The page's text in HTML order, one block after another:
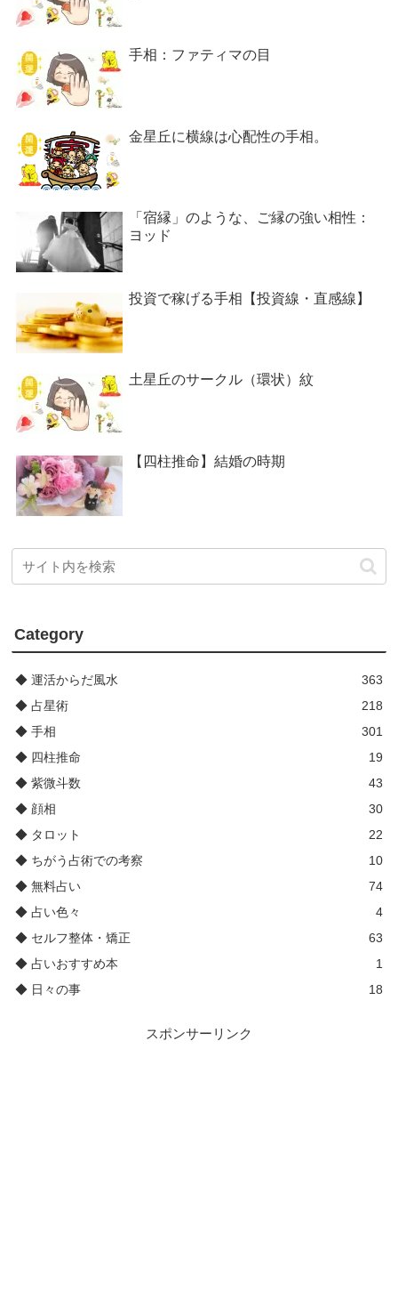
手相：ファティマの目
金星丘に横線は心配性の手相。
「宿縁」のような、ご縁の強い相性：
ヨッド
投資で稼げる手相【投資線・直感線】
土星丘のサークル（環状）紋
【四柱推命】結婚の時期
Category
◆ 運活からだ風水
363
◆ 占星術
218
◆ 手相
301
◆ 四柱推命
19
◆ 紫微斗数
43
◆ 顔相
30
◆ タロット
22
◆ ちがう占術での考察
10
◆ 無料占い
74
◆ 占い色々
4
◆ セルフ整体・矯正
63
◆ 占いおすすめ本
1
◆ 日々の事
18
スポンサーリンク